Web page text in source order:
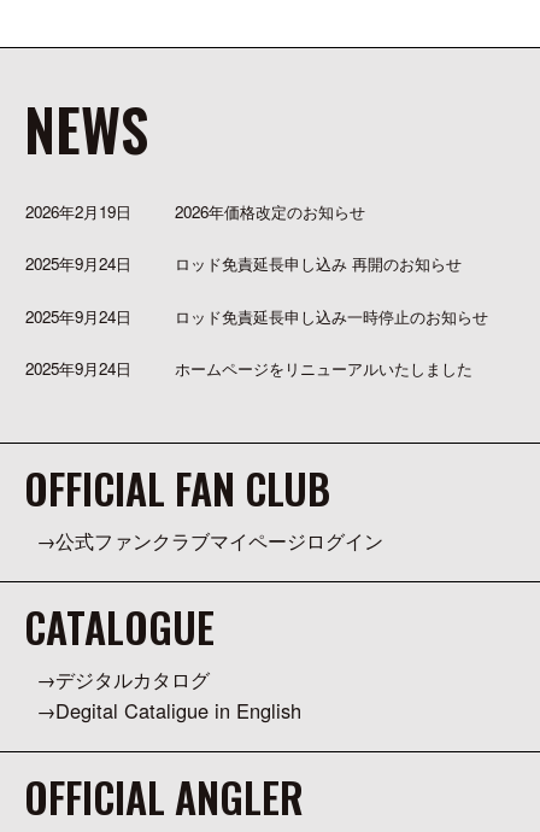
NEWS
2026年2月19日 2026年価格改定のお知らせ
2025年9月24日 ロッド免責延長申し込み 再開のお知らせ
2025年9月24日 ロッド免責延長申し込み一時停止のお知らせ
2025年9月24日 ホームページをリニューアルいたしました
OFFICIAL FAN CLUB
公式ファンクラブマイページログイン
CATALOGUE
デジタルカタログ
Degital Cataligue in English
OFFICIAL ANGLER